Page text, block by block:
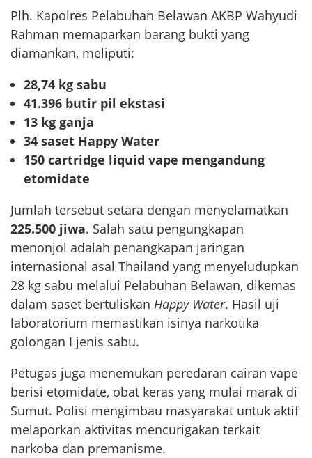
Plh. Kapolres Pelabuhan Belawan AKBP Wahyudi
Rahman memaparkan barang bukti yang
diamankan, meliputi:
28,74 kg sabu
41.396 butir pil ekstasi
13 kg ganja
34 saset Happy Water
150 cartridge liquid vape mengandung
etomidate
Jumlah tersebut setara dengan menyelamatkan
225.500 jiwa. Salah satu pengungkapan
menonjol adalah penangkapan jaringan
internasional asal Thailand yang menyeludupkan
28 kg sabu melalui Pelabuhan Belawan, dikemas
dalam saset bertuliskan Happy Water. Hasil uji
laboratorium memastikan isinya narkotika
golongan I jenis sabu.
Petugas juga menemukan peredaran cairan vape
berisi etomidate, obat keras yang mulai marak di
Sumut. Polisi mengimbau masyarakat untuk aktif
melaporkan aktivitas mencurigakan terkait
narkoba dan premanisme.